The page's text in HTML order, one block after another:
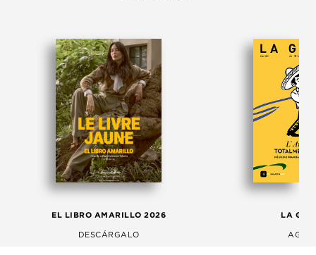
EL LIBRO AMARILLO 2026
DESCÁRGALO
LA